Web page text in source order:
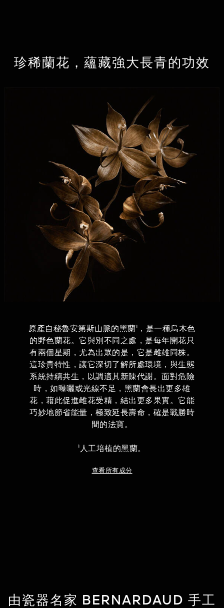
珍稀蘭花，蘊藏強大長青的功效
原產自秘魯安第斯山脈的黑蘭¹，是一種烏木色
的野色蘭花。它與別不同之處，是每年開花只
有兩個星期，尤為出眾的是，它是雌雄同株。
這珍貴特性，讓它深切了解所處環境，與生態
系統持續共生，以調適其新陳代謝。面對危險
時，如曝曬或光線不足，黑蘭會長出更多雄
花，藉此促進雌花受精，結出更多果實。它能
巧妙地節省能量，極致延長壽命，確是戰勝時
間的法寶。
¹人工培植的黑蘭。
查看所有成分
由瓷器名家 BERNARDAUD 手工